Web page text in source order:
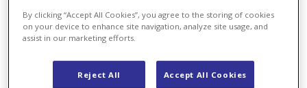
Ausbaugeschwindigkeit müsste sich vervielfachen.
Stromversorgungsunterbrüche könnten
schlimmstenfalls bereits ab 2025 Realität werden.
Erhöht sich das Ausbautempo nicht, müsste bereits
ab 2035 fast ein Drittel des Stroms importiert werden.
By clicking “Accept All Cookies”, you agree to the storing of cookies
on your device to enhance site navigation, analyze site usage, and
assist in our marketing efforts.
Reject All Accept All Cookies